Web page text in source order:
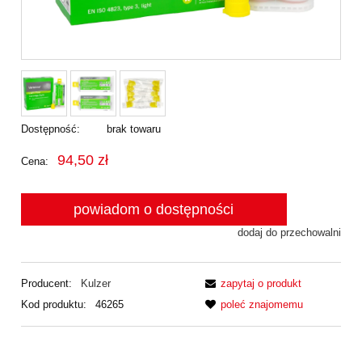
Dostępność: brak towaru
Cena: 94,50 zł
powiadom o dostępności
dodaj do przechowalni
Producent:
Kulzer
Kod produktu:
46265
zapytaj o produkt
poleć znajomemu